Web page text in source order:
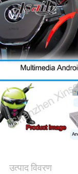
समाचार
मामलों
साइटमैप
PRIVACY
POLICY
उत्पाद विवरण